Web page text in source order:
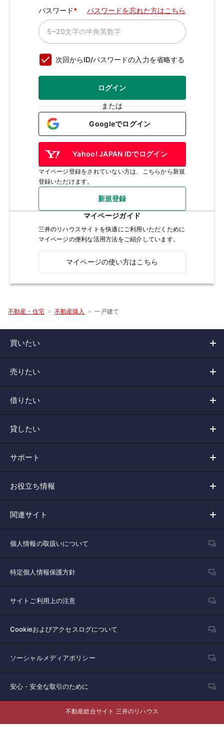
パスワード パスワードを忘れた方はこちら
次回からID/パスワードの入力を省略する
ログイン
または
Googleでログイン
Yahoo! JAPAN IDでログイン
マイページ登録をされていない方は、こちらから新規
登録いただけます。
新規登録
マイページガイド
三井のリハウスサイトを快適にご利用いただくために
マイページの便利な活用方法をご紹介しています。
マイページの使い方はこちら
不動産・住宅 不動産購入 一戸建て
買いたい
売りたい
借りたい
貸したい
サポート
お役立ち情報
関連サイト
個人情報の取扱いについて
特定個人情報保護方針
サイトご利用上の注意
Cookieおよびアクセスログについて
ソーシャルメディアポリシー
安心・安全な取引のために
不動産総合サイト 三井のリハウス